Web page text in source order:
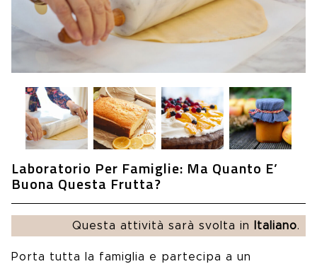
Laboratorio Per Famiglie: Ma Quanto E’
Buona Questa Frutta?
Questa attività sarà svolta in Italiano.
Porta tutta la famiglia e partecipa a un